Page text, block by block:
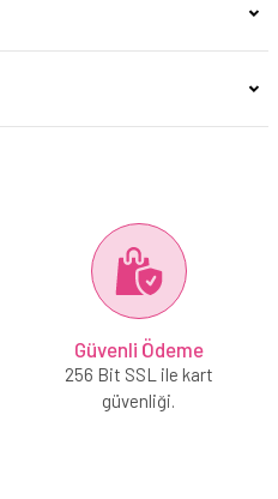
Güvenli Ödeme
256 Bit SSL ile kart
güvenliği.